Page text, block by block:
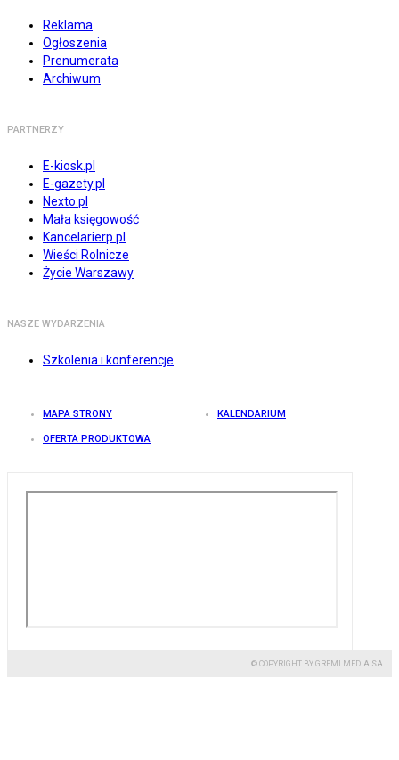
Reklama
Ogłoszenia
Prenumerata
Archiwum
PARTNERZY
E-kiosk.pl
E-gazety.pl
Nexto.pl
Mała księgowość
Kancelarierp.pl
Wieści Rolnicze
Życie Warszawy
NASZE WYDARZENIA
Szkolenia i konferencje
MAPA STRONY KALENDARIUM
OFERTA PRODUKTOWA
© COPYRIGHT BY GREMI MEDIA SA